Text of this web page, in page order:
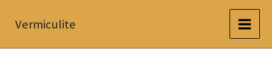
InhaltVermiculite